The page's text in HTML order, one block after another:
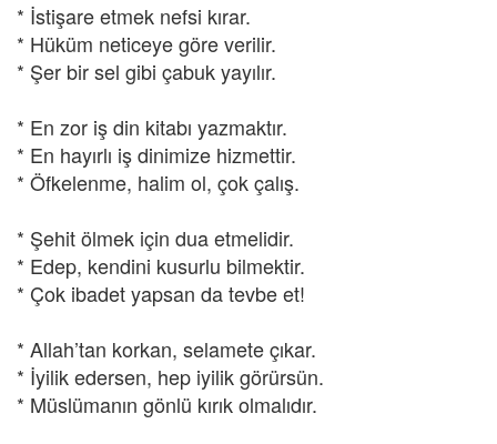
* İstişare etmek nefsi kırar.
* Hüküm neticeye göre verilir.
* Şer bir sel gibi çabuk yayılır.
* En zor iş din kitabı yazmaktır.
* En hayırlı iş dinimize hizmettir.
* Öfkelenme, halim ol, çok çalış.
* Şehit ölmek için dua etmelidir.
* Edep, kendini kusurlu bilmektir.
* Çok ibadet yapsan da tevbe et!
* Allah’tan korkan, selamete çıkar.
* İyilik edersen, hep iyilik görürsün.
* Müslümanın gönlü kırık olmalıdır.